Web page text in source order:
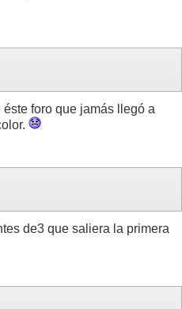
foro que jamás llegó a
de3 que saliera la primera